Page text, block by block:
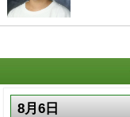
8月6日